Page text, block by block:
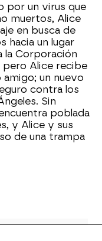
por un virus que
muertos, Alice
en busca de
hacia un lugar
la Corporación
pero Alice recibe
amigo; un nuevo
contra los
Sin
poblada
y Alice y sus
de una trampa